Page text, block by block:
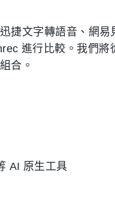
捷文字轉語音、網易
進行比較。我們將
合。
AI 原生工具